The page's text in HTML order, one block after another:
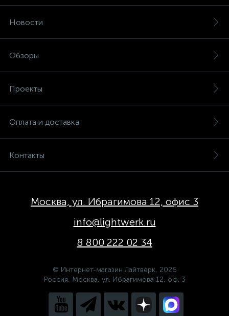
Новости
Обзоры
Проекты
Оплата и доставка
Контакты
Москва, ул. Ибрагимова 12, офис 3
info@lightwerk.ru
8 800 222 02 34
© Интернет-магазин Лайтверк, 2026
Россия, Москва, ул. Ибрагимова 12, оф. 3